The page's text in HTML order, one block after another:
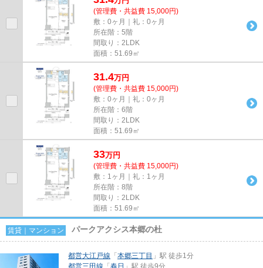
(管理費・共益費 15,000円)
敷：0ヶ月｜礼：0ヶ月
所在階：5階
間取り：2LDK
面積：51.69㎡
31.4万円
(管理費・共益費 15,000円)
敷：0ヶ月｜礼：0ヶ月
所在階：6階
間取り：2LDK
面積：51.69㎡
33万円
(管理費・共益費 15,000円)
敷：1ヶ月｜礼：1ヶ月
所在階：8階
間取り：2LDK
面積：51.69㎡
賃貸｜マンション パークアクシス本郷の杜
都営大江戸線 「 本郷三丁目 」駅 徒歩1分
都営三田線 「 春日 」駅 徒歩9分